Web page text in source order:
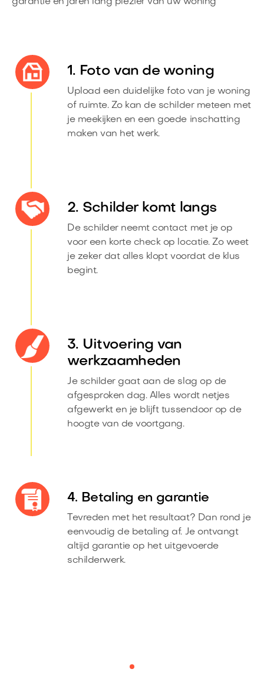
garantie en jaren lang plezier van uw woning
1. Foto van de woning
Upload een duidelijke foto van je woning
of ruimte. Zo kan de schilder meteen met
je meekijken en een goede inschatting
maken van het werk.
2. Schilder komt langs
De schilder neemt contact met je op
voor een korte check op locatie. Zo weet
je zeker dat alles klopt voordat de klus
begint.
3. Uitvoering van
werkzaamheden
Je schilder gaat aan de slag op de
afgesproken dag. Alles wordt netjes
afgewerkt en je blijft tussendoor op de
hoogte van de voortgang.
4. Betaling en garantie
Tevreden met het resultaat? Dan rond je
eenvoudig de betaling af. Je ontvangt
altijd garantie op het uitgevoerde
schilderwerk.